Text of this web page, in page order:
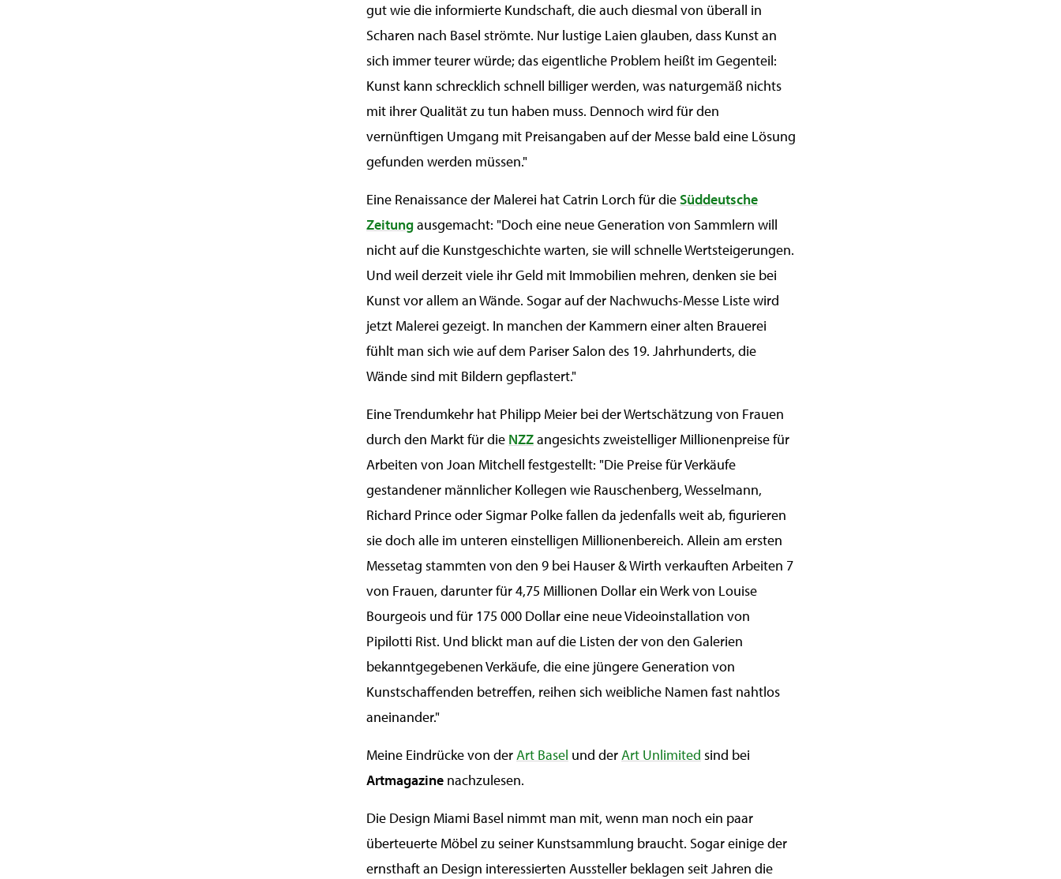
gut wie die informierte Kundschaft, die auch diesmal von überall in
Scharen nach Basel strömte. Nur lustige Laien glauben, dass Kunst an
sich immer teurer würde; das eigentliche Problem heißt im Gegenteil:
Kunst kann schrecklich schnell billiger werden, was naturgemäß nichts
mit ihrer Qualität zu tun haben muss. Dennoch wird für den
vernünftigen Umgang mit Preisangaben auf der Messe bald eine Lösung
gefunden werden müssen."
Eine Renaissance der Malerei hat Catrin Lorch für dieSüddeutsche
Zeitungausgemacht: "Doch eine neue Generation von Sammlern will
nicht auf die Kunstgeschichte warten, sie will schnelle Wertsteigerungen.
Und weil derzeit viele ihr Geld mit Immobilien mehren, denken sie bei
Kunst vor allem an Wände. Sogar auf der Nachwuchs-Messe Liste wird
jetzt Malerei gezeigt. In manchen der Kammern einer alten Brauerei
fühlt man sich wie auf dem Pariser Salon des 19. Jahrhunderts, die
Wände sind mit Bildern gepflastert."
Eine Trendumkehr hat Philipp Meier bei der Wertschätzung von Frauen
durch den Markt für die NZZangesichts zweistelliger Millionenpreise für
Arbeiten von Joan Mitchell festgestellt: "Die Preise für Verkäufe
gestandener männlicher Kollegen wie Rauschenberg, Wesselmann,
Richard Prince oder Sigmar Polke fallen da jedenfalls weit ab, figurieren
sie doch alle im unteren einstelligen Millionenbereich. Allein am ersten
Messetag stammten von den 9 bei Hauser & Wirth verkauften Arbeiten 7
von Frauen, darunter für 4,75 Millionen Dollar ein Werk von Louise
Bourgeois und für 175 000 Dollar eine neue Videoinstallation von
Pipilotti Rist. Und blickt man auf die Listen der von den Galerien
bekanntgegebenen Verkäufe, die eine jüngere Generation von
Kunstschaffenden betreffen, reihen sich weibliche Namen fast nahtlos
aneinander."
Meine Eindrücke von derArt Basel und derArt Unlimited sind bei
Artmagazine nachzulesen.
Die Design Miami Basel nimmt man mit, wenn man noch ein paar
überteuerte Möbel zu seiner Kunstsammlung braucht. Sogar einige der
ernsthaft an Design interessierten Aussteller beklagen seit Jahren die